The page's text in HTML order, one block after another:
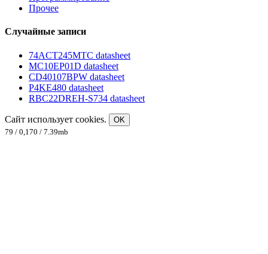
Прочее
Случайные записи
74ACT245MTC datasheet
MC10EP01D datasheet
CD40107BPW datasheet
P4KE480 datasheet
RBC22DREH-S734 datasheet
Сайт использует cookies.
OK
79 / 0,170 / 7.39mb